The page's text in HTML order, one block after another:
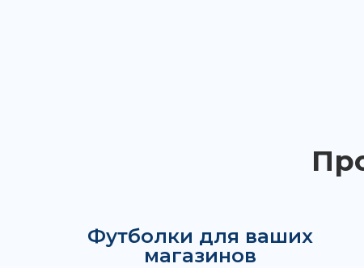
Футболки для ваших
магазинов